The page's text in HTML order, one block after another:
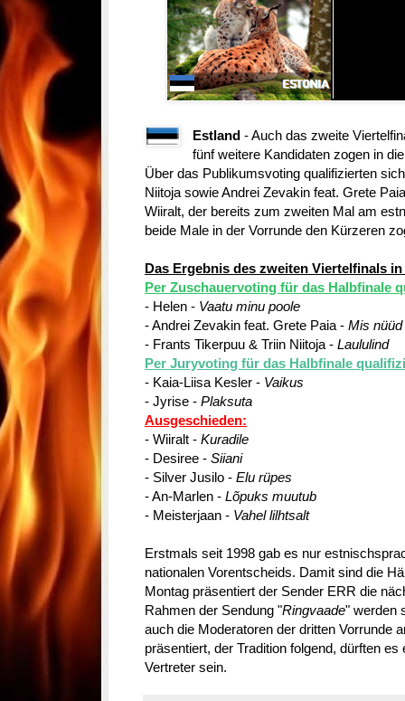
Estland- Auch das zweite
fünf weitere Kandidaten zogen in
Über das Publikumsvoting qualifizierten
Niitoja sowie Andrei Zevakin feat. Grete
Wiiralt, der bereits zum zweiten Mal am
beide Male in der Vorrunde den Kürzeren
Das Ergebnis des zweiten Viertelfinals
Per Zuschauervoting für das Halbfinale
- Helen - Vaatu minu poole
- Andrei Zevakin feat. Grete Paia - Mis
- Frants Tikerpuu & Triin Niitoja - Laululind
Per Juryvoting für das Halbfinale
- Kaia-Liisa Kesler - Vaikus
- Jyrise - Plaksuta
Ausgeschieden:
- Wiiralt - Kuradile
- Desiree - Siiani
- Silver Jusilo - Elu rüpes
- An-Marlen - Lõpuks muutub
- Meisterjaan - Vahel lilhtsalt
Erstmals seit 1998 gab es nur
nationalen Vorentscheids. Damit sind die
Montag präsentiert der Sender ERR die
Rahmen der Sendung "Ringvaade" werden
auch die Moderatoren der dritten Vorrunde
präsentiert, der Tradition folgend, dürften
Vertreter sein.